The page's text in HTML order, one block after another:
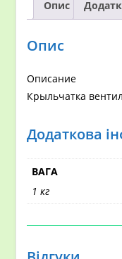
Опис
Опис
Описание
Крыльчатка
Додаткова
ВАГА
1 кг